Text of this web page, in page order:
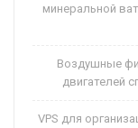
минеральной
Воздушные
двигателей
VPS для